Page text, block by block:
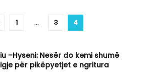
1 … 3 4
–Hyseni: Nesër do kemi shumë
për pikëpyetjet e ngritura